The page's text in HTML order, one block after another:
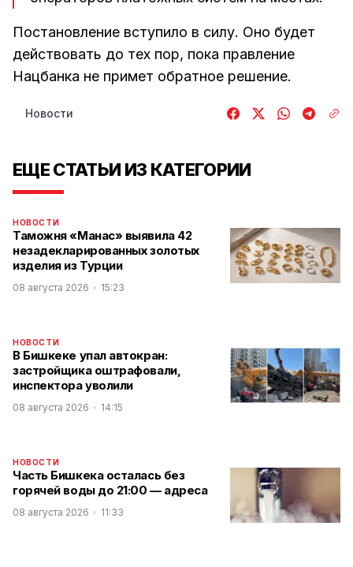
Постановление вступило в силу. Оно будет
действовать до тех пор, пока правление
Нацбанка не примет обратное решение.
Новости
ЕЩЕ СТАТЬИ ИЗ КАТЕГОРИИ
НОВОСТИ
Таможня «Манас» выявила 42
незадекларированных золотых
изделия из Турции
08 августа 2026 15:23
НОВОСТИ
В Бишкеке упал автокран:
застройщика оштрафовали,
инспектора уволили
08 августа 2026 14:15
НОВОСТИ
Часть Бишкека осталась без
горячей воды до 21:00 — адреса
08 августа 2026 11:33